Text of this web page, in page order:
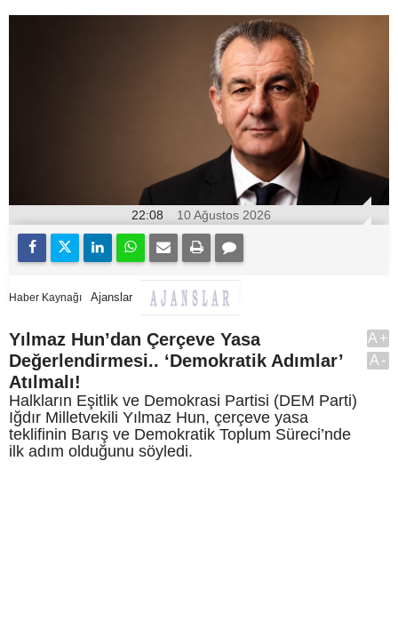
22:08 10 Ağustos 2026
Haber Kaynağı Ajanslar
Yılmaz Hun’dan Çerçeve Yasa
Değerlendirmesi.. ‘Demokratik Adımlar’
Atılmalı!
Halkların Eşitlik ve Demokrasi Partisi (DEM Parti)
Iğdır Milletvekili Yılmaz Hun, çerçeve yasa
teklifinin Barış ve Demokratik Toplum Süreci’nde
ilk adım olduğunu söyledi.
A+
A-